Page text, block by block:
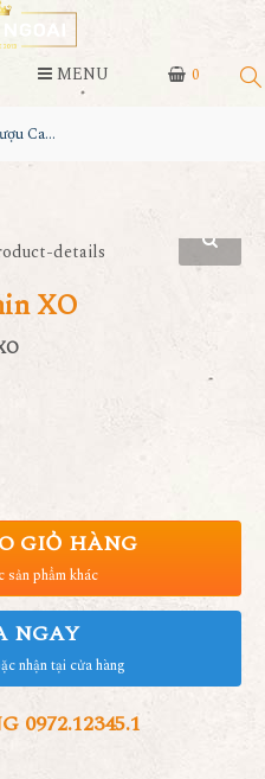
0
MENU
Rượu Camus Seraphin XO
XO
GIỎ HÀNG
sản phẩm khác
NGAY
nhận tại cửa hàng